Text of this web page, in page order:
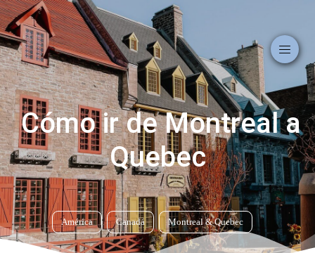
América Canadá Montreal&Quebec
Cómo ir de Montreal a
Quebec